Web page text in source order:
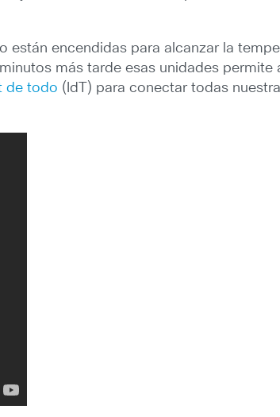
están encendidas para alcanzar la
más tarde esas unidades
de todo (IdT) para conectar todas